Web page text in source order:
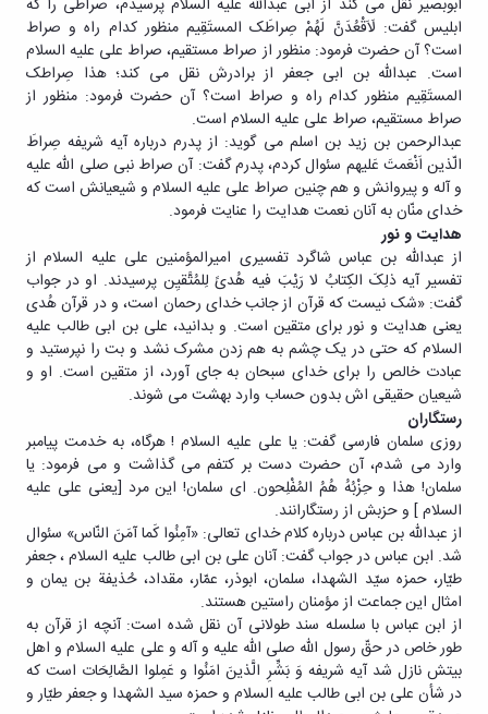
ابلیس گفت: لَاَقْعُدَنَّ لَهُمْ صِراطَک المستَقِیم منظور کدام راه و صراط
است؟ آن حضرت فرمود: منظور از صراط مستقیم، صراط علی علیه السلام
است. عبدالله بن ابی جعفر از برادرش نقل می کند؛ هذا صِراطک
المستَقِیم منظور کدام راه و صراط است؟ آن حضرت فرمود: منظور از
صراط مستقیم، صراط علی علیه السلام است.
عبدالرحمن بن زید بن اسلم می گوید: از پدرم درباره آیه شریفه صِراطَ
الّذین اَنْعَمتَ عَلیهم سئوال کردم، پدرم گفت: آن صراط نبی صلی الله علیه
و آله و پیروانش و هم چنین صراط علی علیه السلام و شیعیانش است که
خدای منّان به آنان نعمت هدایت را عنایت فرمود.
هدایت و نور
از عبداللّه بن عباس شاگرد تفسیری امیرالمؤمنین علی علیه السلام از
تفسیر آیه ذلِکَ الکِتابُ لا رَیْبَ فیه هُدیً لِلمُتَّقیِن پرسیدند. او در جواب
گفت: «شک نیست که قرآن از جانب خدای رحمان است، و در قرآن هُدی
یعنی هدایت و نور برای متقین است. و بدانید، علی بن ابی طالب علیه
السلام که حتی در یک چشم به هم زدن مشرک نشد و بت را نپرستید و
عبادت خالص را برای خدای سبحان به جای آورد، از متقین است. او و
شیعیان حقیقی اش بدون حساب وارد بهشت می شوند.
رستگاران
روزی سلمان فارسی گفت: یا علی علیه السلام ! هرگاه، به خدمت پیامبر
وارد می شدم، آن حضرت دست بر کتفم می گذاشت و می فرمود: یا
سلمان! هذا و حِزْبُهُ هُمُ المُفْلِحون. ای سلمان! این مرد [یعنی علی علیه
السلام ] و حزبش از رستگارانند.
از عبدالله بن عباس درباره کلام خدای تعالی: «آمِنُوا کَما آمَنَ النّاس» سئوال
شد. ابن عباس در جواب گفت: آنان علی بن ابی طالب علیه السلام ، جعفر
طیّار، حمزه سیّد الشهدا، سلمان، ابوذر، عمّار، مقداد، حُذیفة بن یمان و
امثال این جماعت از مؤمنان راستین هستند.
از ابن عباس با سلسله سند طولانی آن نقل شده است: آنچه از قرآن به
طور خاص در حقّ رسول اللّه صلی الله علیه و آله و علی علیه السلام و اهل
بیتش نازل شد آیه شریفه وَ بَشِّرِ الَّذینَ امَنُوا و عَمِلوا الصَّالِحَات است که
در شأن علی بن ابی طالب علیه السلام و حمزه سید الشهدا و جعفر طیّار و